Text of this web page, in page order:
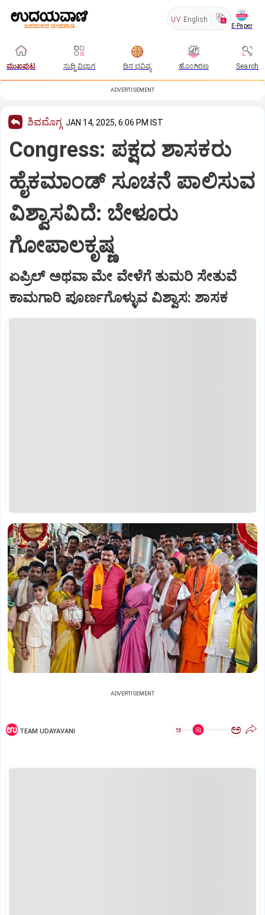
UV English
E-Paper
ಮುಖಪುಟ ಸುದ್ದಿ ವಿಭಾಗ ದಿನ ಭವಿಷ್ಯ ಹೊಂಗಿರಣ Search
ADVERTISEMENT
ಶಿವಮೊಗ್ಗ JAN 14, 2025, 6:06 PM IST
Congress: ಪಕ್ಷದ ಶಾಸಕರು
ಹೈಕಮಾಂಡ್ ಸೂಚನೆ ಪಾಲಿಸುವ
ವಿಶ್ವಾಸವಿದೆ: ಬೇಳೂರು
ಗೋಪಾಲಕೃಷ್ಣ
ಏಪ್ರಿಲ್ ಅಥವಾ ಮೇ ವೇಳೆಗೆ ತುಮರಿ ಸೇತುವೆ
ಕಾಮಗಾರಿ ಪೂರ್ಣಗೊಳ್ಳುವ ವಿಶ್ವಾಸ: ಶಾಸಕ
ADVERTISEMENT
TEAM UDAYAVANI ಅ ಅ